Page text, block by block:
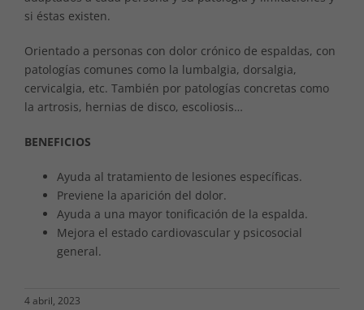
si éstas existen.
Orientado a personas con dolor crónico de espaldas, con
patologías comunes como la lumbalgia, dorsalgia,
cervicalgia, etc. También por patologías concretas como
la artrosis, hernias de disco, escoliosis…
BENEFICIOS
Ayuda al tratamiento de lesiones específicas.
Previene la aparición del dolor.
Ayuda a una mayor tonificación de la espalda.
Mejora el estado cardiovascular y psicosocial
general.
4 abril, 2023